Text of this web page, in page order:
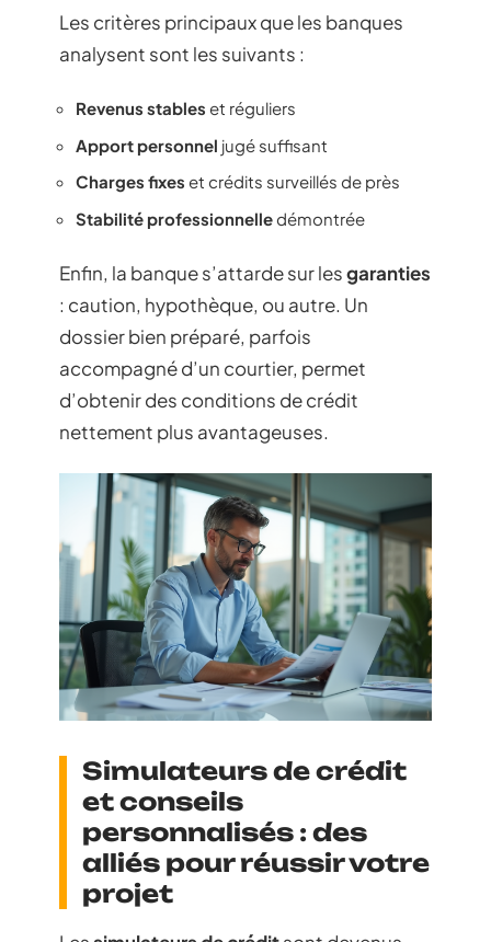
Les critères principaux que les banques
analysent sont les suivants :
Revenus stables et réguliers
Apport personnel jugé suffisant
Charges fixes et crédits surveillés de près
Stabilité professionnelledémontrée
Enfin, la banque s’attarde sur lesgaranties
: caution, hypothèque, ou autre. Un
dossier bien préparé, parfois
accompagné d’un courtier, permet
d’obtenir des conditions de crédit
nettement plus avantageuses.
Simulateurs de crédit
et conseils
personnalisés : des
alliés pour réussir votre
projet